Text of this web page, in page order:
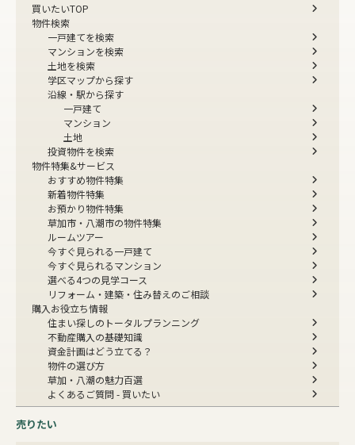
買いたいTOP
物件検索
一戸建てを検索
マンションを検索
土地を検索
学区マップから探す
沿線・駅から探す
一戸建て
マンション
土地
投資物件を検索
物件特集&サービス
おすすめ物件特集
新着物件特集
お預かり物件特集
草加市・八潮市の物件特集
ルームツアー
今すぐ見られる一戸建て
今すぐ見られるマンション
選べる4つの見学コース
リフォーム・建築・住み替えのご相談
購入お役立ち情報
住まい探しのトータルプランニング
不動産購入の基礎知識
資金計画はどう立てる？
物件の選び方
草加・八潮の魅力百選
よくあるご質問 - 買いたい
売りたい